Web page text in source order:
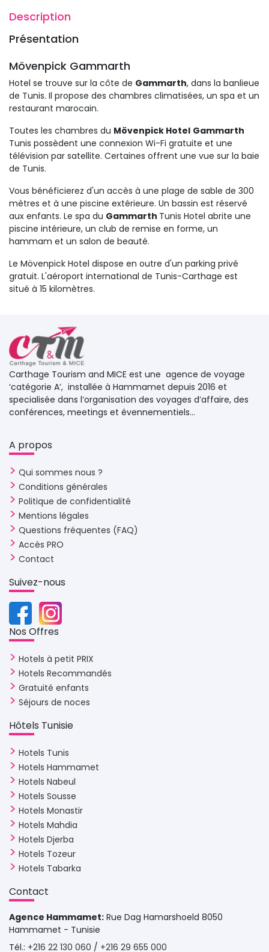
Description
Présentation
Mövenpick Gammarth
Hotel se trouve sur la côte de Gammarth, dans la banlieue
de Tunis. Il propose des chambres climatisées, un spa et un
restaurant marocain.
Toutes les chambres du Mövenpick Hotel Gammarth
Tunis possèdent une connexion Wi-Fi gratuite et une
télévision par satellite. Certaines offrent une vue sur la baie
de Tunis.
Vous bénéficierez d'un accès à une plage de sable de 300
mètres et à une piscine extérieure. Un bassin est réservé
aux enfants. Le spa du Gammarth Tunis Hotel abrite une
piscine intérieure, un club de remise en forme, un
hammam et un salon de beauté.
Le Mövenpick Hotel dispose en outre d'un parking privé
gratuit. L'aéroport international de Tunis-Carthage est
situé à 15 kilomètres.
Carthage Tourism and MICE est une agence de voyage
‘catégorie A’, installée à Hammamet depuis 2016 et
specialisée dans l’organisation des voyages d’affaire, des
conférences, meetings et évennementiels...
A propos
Qui sommes nous ?
Conditions générales
Politique de confidentialité
Mentions légales
Questions fréquentes (FAQ)
Accès PRO
Contact
Suivez-nous
Nos Offres
Hotels à petit PRIX
Hotels Recommandés
Gratuité enfants
Séjours de noces
Hôtels Tunisie
Hotels Tunis
Hotels Hammamet
Hotels Nabeul
Hotels Sousse
Hotels Monastir
Hotels Mahdia
Hotels Djerba
Hotels Tozeur
Hotels Tabarka
Contact
Agence Hammamet: Rue Dag Hamarshoeld 8050
Hammamet - Tunisie
Tél.: +216 22 130 060 / +216 29 655 000